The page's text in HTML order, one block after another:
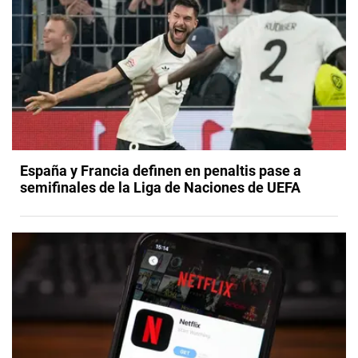
España y Francia definen en penaltis pase a
semifinales de la Liga de Naciones de UEFA